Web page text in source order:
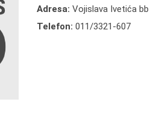
Adresa:Vojislava Ivetića bb
Telefon:011/3321-607